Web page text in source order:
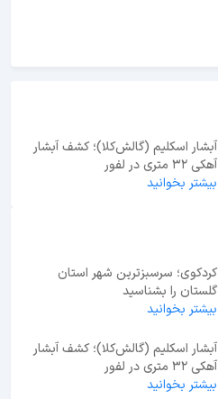
آبشار اسکلیم (گالش‌کلا)؛ کشف آبشار
آهکی ۳۲ متری در لفور
بیشتر بخوانید
کردکوی؛ سرسبزترین شهر استان
گلستان را بشناسید
بیشتر بخوانید
آبشار اسکلیم (گالش‌کلا)؛ کشف آبشار
آهکی ۳۲ متری در لفور
بیشتر بخوانید